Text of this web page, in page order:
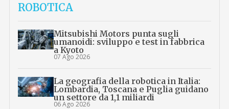
ROBOTICA
Mitsubishi Motors punta sugli
umanoidi: sviluppo e test in fabbrica
a Kyoto
07 Ago 2026
La geografia della robotica in Italia:
Lombardia, Toscana e Puglia guidano
un settore da 1,1 miliardi
06 Ago 2026